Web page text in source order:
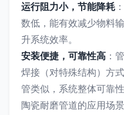
运行阻力小，节能降耗
数低，能有效减少物料
升系统效率。
安装便捷，可靠性高 ：
焊接（对特殊结构）方
管类似，系统整体可靠性
陶瓷耐磨管道的应用场